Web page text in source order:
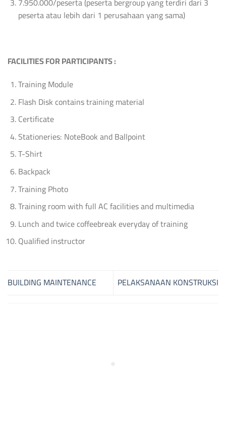
peserta atau lebih dari 1 perusahaan yang sama)
FACILITIES FOR PARTICIPANTS :
Training Module
Flash Disk contains training material
Certificate
Stationeries: NoteBook and Ballpoint
T-Shirt
Backpack
Training Photo
Training room with full AC facilities and multimedia
Lunch and twice coffeebreak everyday of training
Qualified instructor
BUILDING MAINTENANCE PELAKSANAAN KONSTRUKSI